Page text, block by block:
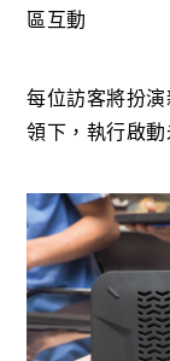
區互動
每位訪客將扮
領下，執行啟